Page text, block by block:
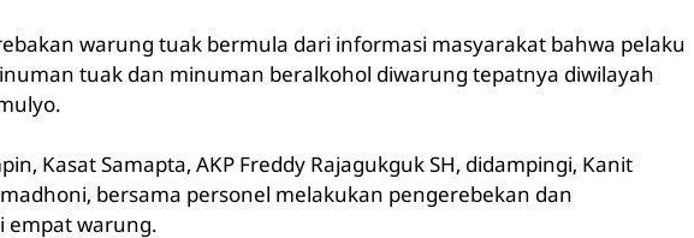
warung tuak bermula dari informasi masyarakat bahwa pelaku
tuak dan minuman beralkohol diwarung tepatnya diwilayah
Kasat Samapta, AKP Freddy Rajagukguk SH, didampingi, Kanit
bersama personel melakukan pengerebekan dan
empat warung.